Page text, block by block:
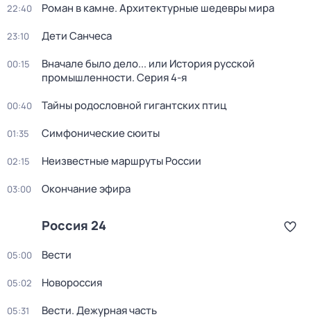
22:40 Роман в камне. Архитектурные шедевры мира
23:10 Дети Санчеса
00:15
Вначале было дело... или История русской
промышленности. Серия 4-я
00:40 Тайны родословной гигантских птиц
01:35 Симфонические сюиты
02:15 Неизвестные маршруты России
03:00 Окончание эфира
Россия 24
05:00 Вести
05:02 Новороссия
05:31 Вести. Дежурная часть